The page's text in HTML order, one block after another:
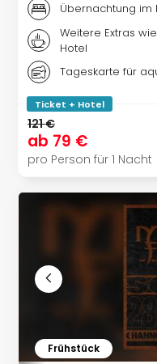
Übernachtung im
Weitere Extras
Hotel
Tageskarte für
Ticket + Hotel
121 €
ab 79 €
pro Person für 1 Nacht
Frühstück